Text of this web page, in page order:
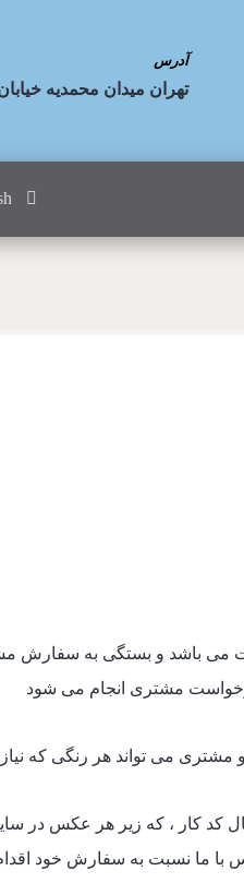
آدرس
تهران میدان محمدیه خیابان خیام
می باشد و بستگی به سفارش
مشتری انجام می شود
می تواند هر رنگی که
کد کار ، که زیر هر عکس در
با ما نسبت به سفارش خود